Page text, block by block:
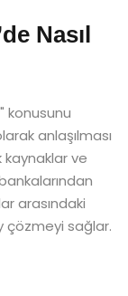
Nasıl
konusunu
anlaşılması
kaynaklar ve
arasındaki
çözmeyi sağlar.